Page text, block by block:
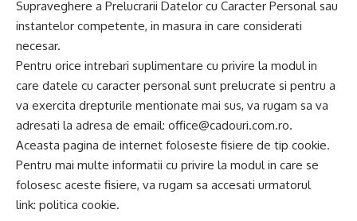
Supraveghere a Prelucrarii Datelor cu Caracter Personal sau
instantelor competente, in masura in care considerati
necesar.
Pentru orice intrebari suplimentare cu privire la modul in
care datele cu caracter personal sunt prelucrate si pentru a
va exercita drepturile mentionate mai sus, va rugam sa va
adresati la adresa de email: office@cadouri.com.ro.
Aceasta pagina de internet foloseste fisiere de tip cookie.
Pentru mai multe informatii cu privire la modul in care se
folosesc aceste fisiere, va rugam sa accesati urmatorul
link: politica cookie.